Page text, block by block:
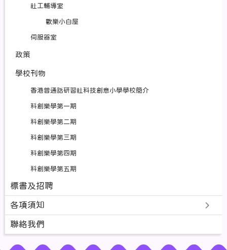
社工輔導室
歡樂小白屋
伺服器室
政策
學校刊物
香港普通話研習社科技創意小學學校簡介
科創樂學第一期
科創樂學第二期
科創樂學第三期
科創樂學第四期
科創樂學第五期
標書及招聘
各項須知
聯絡我們